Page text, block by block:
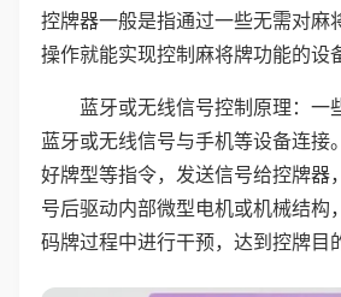
控牌器一般是指通过一些无需对麻
操作就能实现控制麻将牌功能的设
蓝牙或无线信号控制原理：一
蓝牙或无线信号与手机等设备连接
好牌型等指令，发送信号给控牌器
号后驱动内部微型电机或机械结构
码牌过程中进行干预，达到控牌目